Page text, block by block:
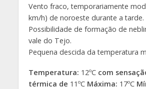
Vento fraco, temporariamente
km/h) de noroeste durante a tarde.
Possibilidade de formação de
vale do Tejo.
Pequena descida da temperatura
Temperatura: 12ºC com
térmica de 11ºC Máxima: 17ºC